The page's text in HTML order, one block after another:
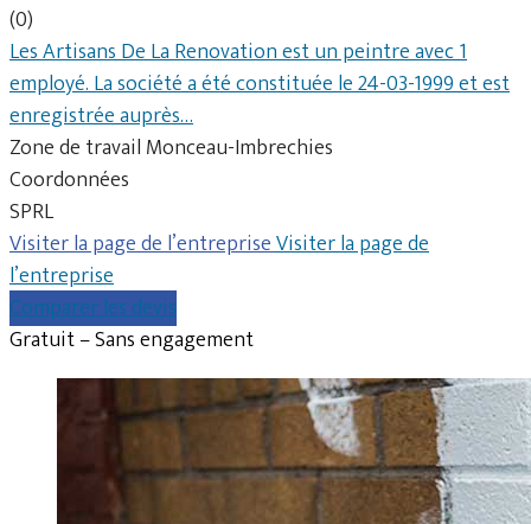
(0)
Les Artisans De La Renovation est un peintre avec 1
employé. La société a été constituée le 24-03-1999 et est
enregistrée auprès…
Zone de travail Monceau-Imbrechies
Coordonnées
SPRL
Visiter la page de l’entrepriseVisiter la page de
l’entreprise
Comparer les devis
Gratuit – Sans engagement